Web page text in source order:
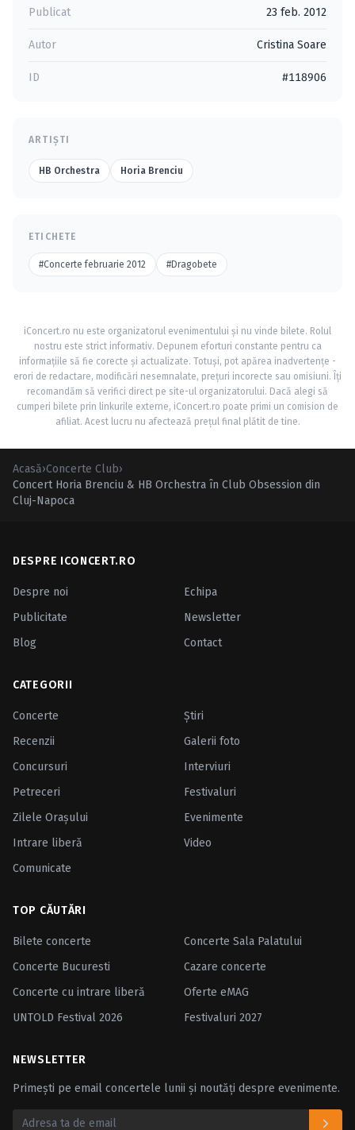
Publicat 23 feb. 2012
Autor Cristina Soare
ID #118906
ARTIȘTI
HB Orchestra Horia Brenciu
ETICHETE
#Concerte februarie 2012 #Dragobete
iConcert.ro nu este organizatorul evenimentului și nu vinde bilete. Rolul
nostru este strict informativ. Depunem eforturi constante pentru ca
informațiile să fie corecte și actualizate. Totuși, pot apărea inadvertențe -
erori de redactare, modificări nesemnalate, prețuri incorecte sau omisiuni. Îți
recomandăm să verifici direct pe site-ul organizatorului. Dacă alegi să
cumperi bilete prin linkurile externe, iConcert.ro poate primi un comision de
afiliat. Acest lucru nu afectează prețul final plătit de tine.
Acasă›Concerte Club›
Concert Horia Brenciu & HB Orchestra în Club Obsession din
Cluj-Napoca
DESPRE ICONCERT.RO
Despre noi
Echipa
Publicitate
Newsletter
Blog
Contact
CATEGORII
Concerte
Ştiri
Recenzii
Galerii foto
Concursuri
Interviuri
Petreceri
Festivaluri
Zilele Oraşului
Evenimente
Intrare liberă
Video
Comunicate
TOP CĂUTĂRI
Bilete concerte
Concerte Sala Palatului
Concerte Bucuresti
Cazare concerte
Concerte cu intrare liberă
Oferte eMAG
UNTOLD Festival 2026
Festivaluri 2027
NEWSLETTER
Primești pe email concertele lunii și noutăți despre evenimente.